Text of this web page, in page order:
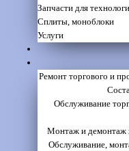
Запчасти для
Сплиты, моноблоки
Услуги
Ремонт торгового и
Обслуживание
Монтаж и демонтаж
Обслуживание,